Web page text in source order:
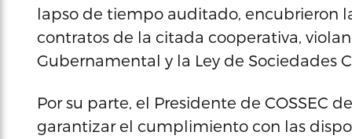
lapso de tiempo auditado, encubrieron
contratos de la citada cooperativa,
Gubernamental y la Ley de Sociedades
Por su parte, el Presidente de COSSEC
garantizar el cumplimiento con las